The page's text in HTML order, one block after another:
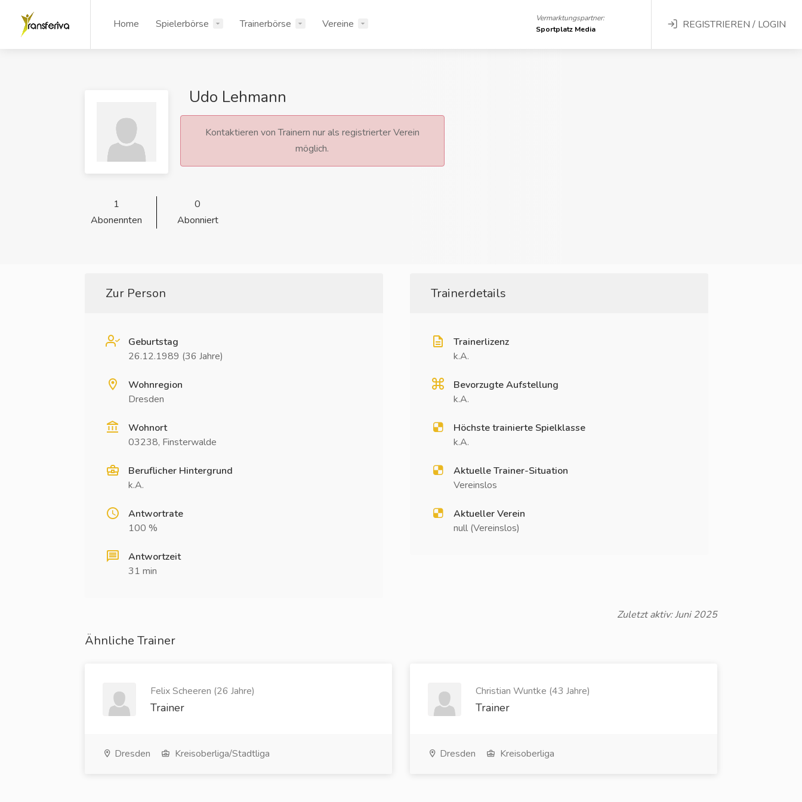
Home Spielerbörse Trainerbörse Vereine
Vermarktungspartner:
Sportplatz Media
REGISTRIEREN / LOGIN
Udo Lehmann
Kontaktieren von Trainern nur als registrierter Verein
möglich.
1
Abonennten
0
Abonniert
Zur Person
Geburtstag
26.12.1989 (36 Jahre)
Wohnregion
Dresden
Wohnort
03238, Finsterwalde
Beruflicher Hintergrund
k.A.
Antwortrate
100 %
Antwortzeit
31 min
Trainerdetails
Trainerlizenz
k.A.
Bevorzugte Aufstellung
k.A.
Höchste trainierte Spielklasse
k.A.
Aktuelle Trainer-Situation
Vereinslos
Aktueller Verein
null (Vereinslos)
Zuletzt aktiv: Juni 2025
Ähnliche Trainer
Felix Scheeren (26 Jahre)
Trainer
Dresden Kreisoberliga/Stadtliga
Christian Wuntke (43 Jahre)
Trainer
Dresden Kreisoberliga